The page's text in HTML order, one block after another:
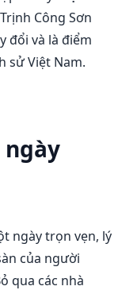
Công Sơn
đổi và là điểm
sử Việt Nam.
ngày
ngày trọn vẹn, lý
của người
qua các nhà